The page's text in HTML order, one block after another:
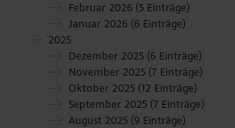
Februar 2026 (5 Einträge)
Januar 2026 (6 Einträge)
2025
Dezember 2025 (6 Einträge)
November 2025 (7 Einträge)
Oktober 2025 (12 Einträge)
September 2025 (7 Einträge)
August 2025 (9 Einträge)